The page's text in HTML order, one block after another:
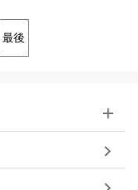
最後